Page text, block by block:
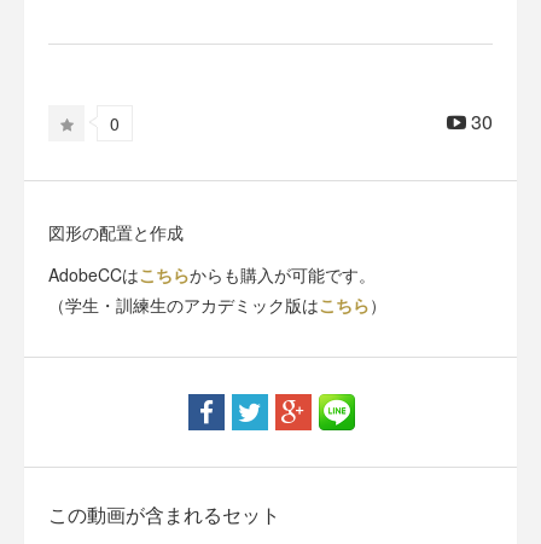
0 30
図形の配置と作成
AdobeCCはこちらからも購入が可能です。
（学生・訓練生のアカデミック版はこちら）
この動画が含まれるセット